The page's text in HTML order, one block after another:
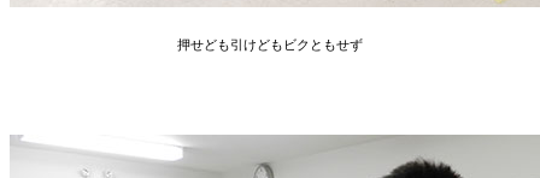
押せども引けどもビクともせず